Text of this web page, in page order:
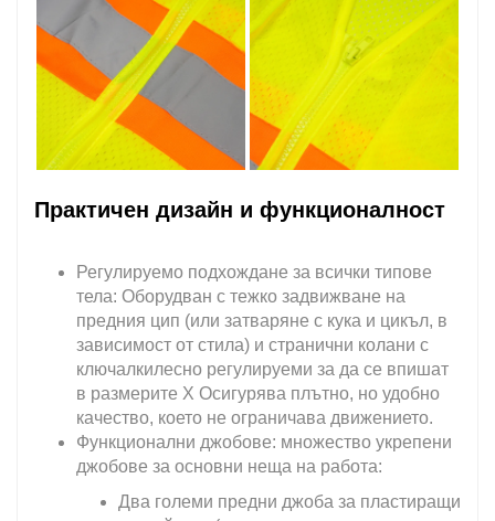
Практичен дизайн и функционалност
Регулируемо подхождане за всички типове
тела: Оборудван с тежко задвижване на
предния цип (или затваряне с кука и цикъл, в
зависимост от стила) и странични колани с
ключалкилесно регулируеми за да се впишат
в размерите X Осигурява плътно, но удобно
качество, което не ограничава движението.
Функционални джобове: множество укрепени
джобове за основни неща на работа:
Два големи предни джоба за пластиращи